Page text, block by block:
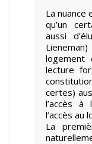
La nuance
qu’un
aussi
logement
lecture
certes)
l’accès à
l’accès
La